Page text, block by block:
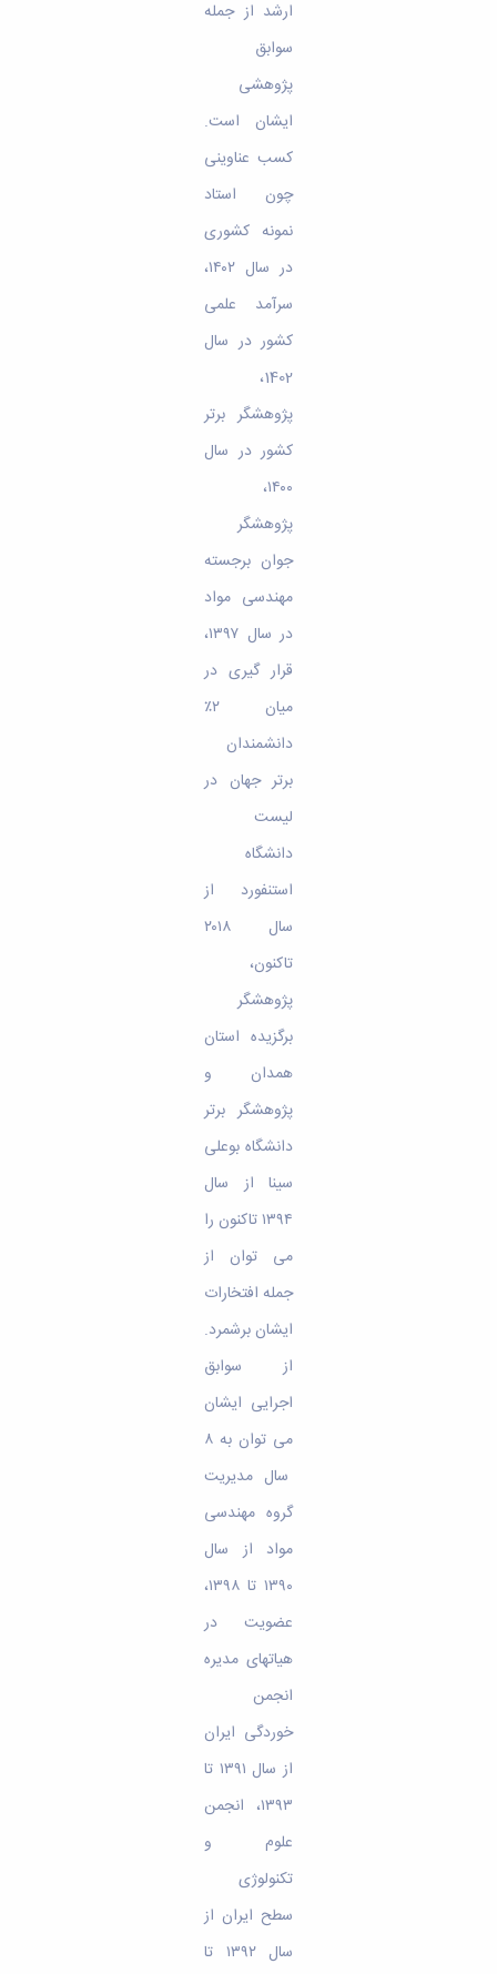
ارشد از جمله
سوابق
پژوهشی
ایشان است.
کسب عناوینی
چون استاد
نمونه کشوری
در سال ۱۴۰۲،
سرآمد علمی
کشور در سال
1402،
پژوهشگر برتر
کشور در سال
۱۴۰۰،
پژوهشگر
جوان برجسته
مهندسی مواد
در سال ۱۳۹۷،
قرار گیری در
میان ۲٪
دانشمندان
برتر جهان در
لیست
دانشگاه
استنفورد از
سال ۲۰۱۸
تاکنون،
پژوهشگر
برگزیده استان
همدان و
پژوهشگر برتر
دانشگاه بوعلی
سینا از سال
۱۳۹۴ تاکنون را
می­ توان از
جمله افتخارات
ایشان برشمرد.
از سوابق
اجرایی ایشان
می توان به ۸
سال مدیریت
گروه مهندسی
مواد از سال
۱۳۹۰ تا ۱۳۹۸،
عضویت در
هیات­های مدیره
انجمن
خوردگی ایران
از سال ۱۳۹۱ تا
۱۳۹۳، انجمن
علوم و
تکنولوژی
سطح ایران از
سال ۱۳۹۲ تا